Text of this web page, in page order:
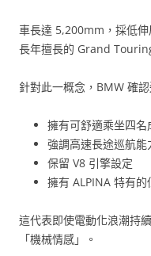
車長達 5,200mm，採低
長年擅長的 Grand
針對此一概念，BMW 確認
擁有可舒適乘坐四名
強調高速長途巡航能
保留 V8 引擎設定
擁有 ALPINA 特有的
這代表即使電動化浪潮持
「機械情感」。